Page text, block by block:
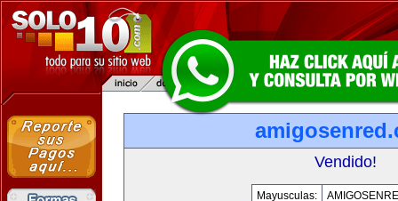
Vendido!
Mayusculas: